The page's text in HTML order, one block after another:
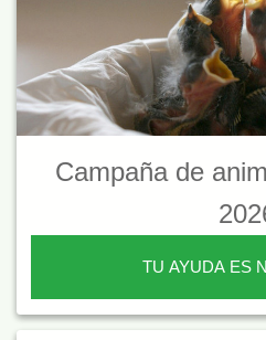
Campaña de
TU AYUDA ES